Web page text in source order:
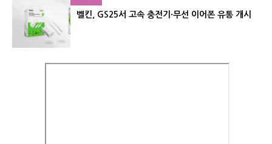
벨킨, GS25서 고속 충전기·무선 이어폰 유통 개시